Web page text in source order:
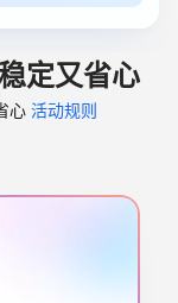
定又省心
心 活动规则